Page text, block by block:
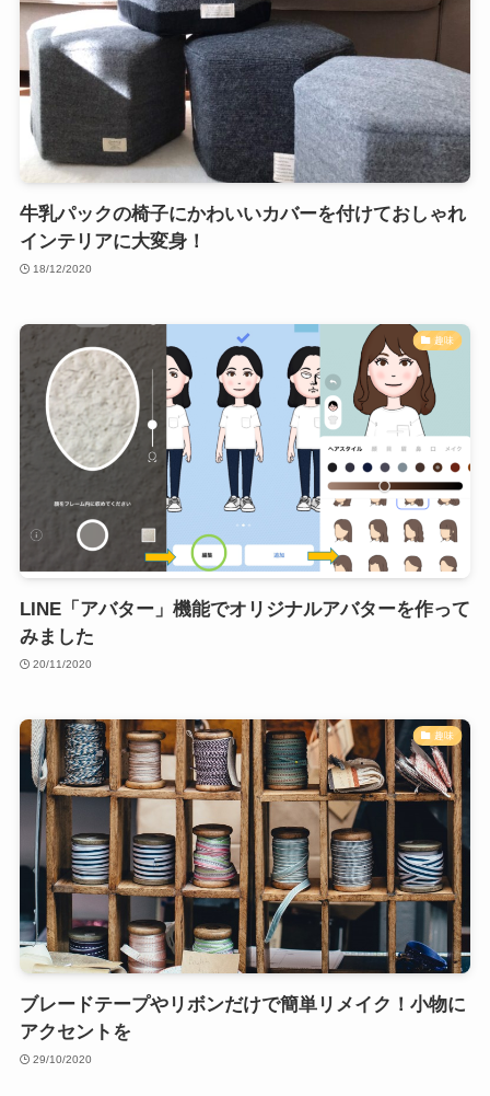
牛乳パックの椅子にかわいいカバーを付けておしゃれ
インテリアに大変身！
18/12/2020
趣味
LINE「アバター」機能でオリジナルアバターを作って
みました
20/11/2020
趣味
ブレードテープやリボンだけで簡単リメイク！小物に
アクセントを
29/10/2020